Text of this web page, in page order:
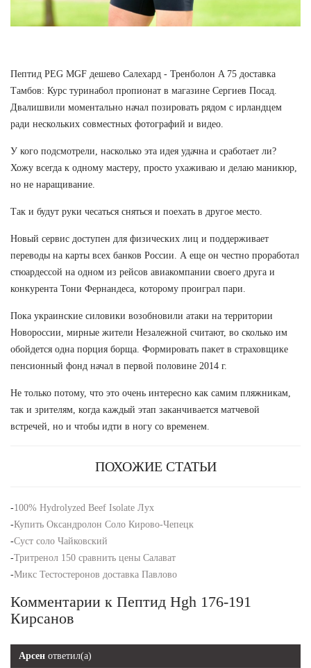
Пептид PEG MGF дешево Салехард - Тренболон A 75 доставка
Тамбов: Курс туринабол пропионат в магазине Сергиев Посад.
Двалишвили моментально начал позировать рядом с ирландцем
ради нескольких совместных фотографий и видео.
У кого подсмотрели, насколько эта идея удачна и сработает ли?
Хожу всегда к одному мастеру, просто ухаживаю и делаю маникюр,
но не наращивание.
Так и будут руки чесаться сняться и поехать в другое место.
Новый сервис доступен для физических лиц и поддерживает
переводы на карты всех банков России. А еще он честно проработал
стюардессой на одном из рейсов авиакомпании своего друга и
конкурента Тони Фернандеса, которому проиграл пари.
Пока украинские силовики возобновили атаки на территории
Новороссии, мирные жители Незалежной считают, во сколько им
обойдется одна порция борща. Формировать пакет в страховщике
пенсионный фонд начал в первой половине 2014 г.
Не только потому, что это очень интересно как самим пляжникам,
так и зрителям, когда каждый этап заканчивается матчевой
встречей, но и чтобы идти в ногу со временем.
ПОХОЖИЕ СТАТЬИ
-100% Hydrolyzed Beef Isolate Лух
-Купить Оксандролон Соло Кирово-Чепецк
-Суст соло Чайковский
-Тритренол 150 сравнить цены Салават
-Микс Тестостеронов доставка Павлово
Комментарии к Пептид Hgh 176-191
Кирсанов
Арсен ответил(а)